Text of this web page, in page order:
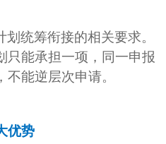
统筹衔接的相关要求。
只能承担一项，同一申报
能逆层次申请。
优势